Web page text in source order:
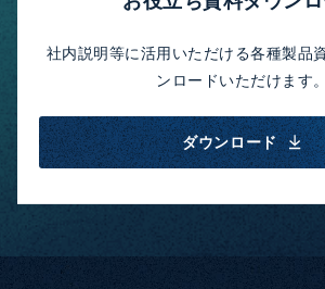
社内説明等に活用いただける各種製品
ンロードいただけます。
ダウンロード